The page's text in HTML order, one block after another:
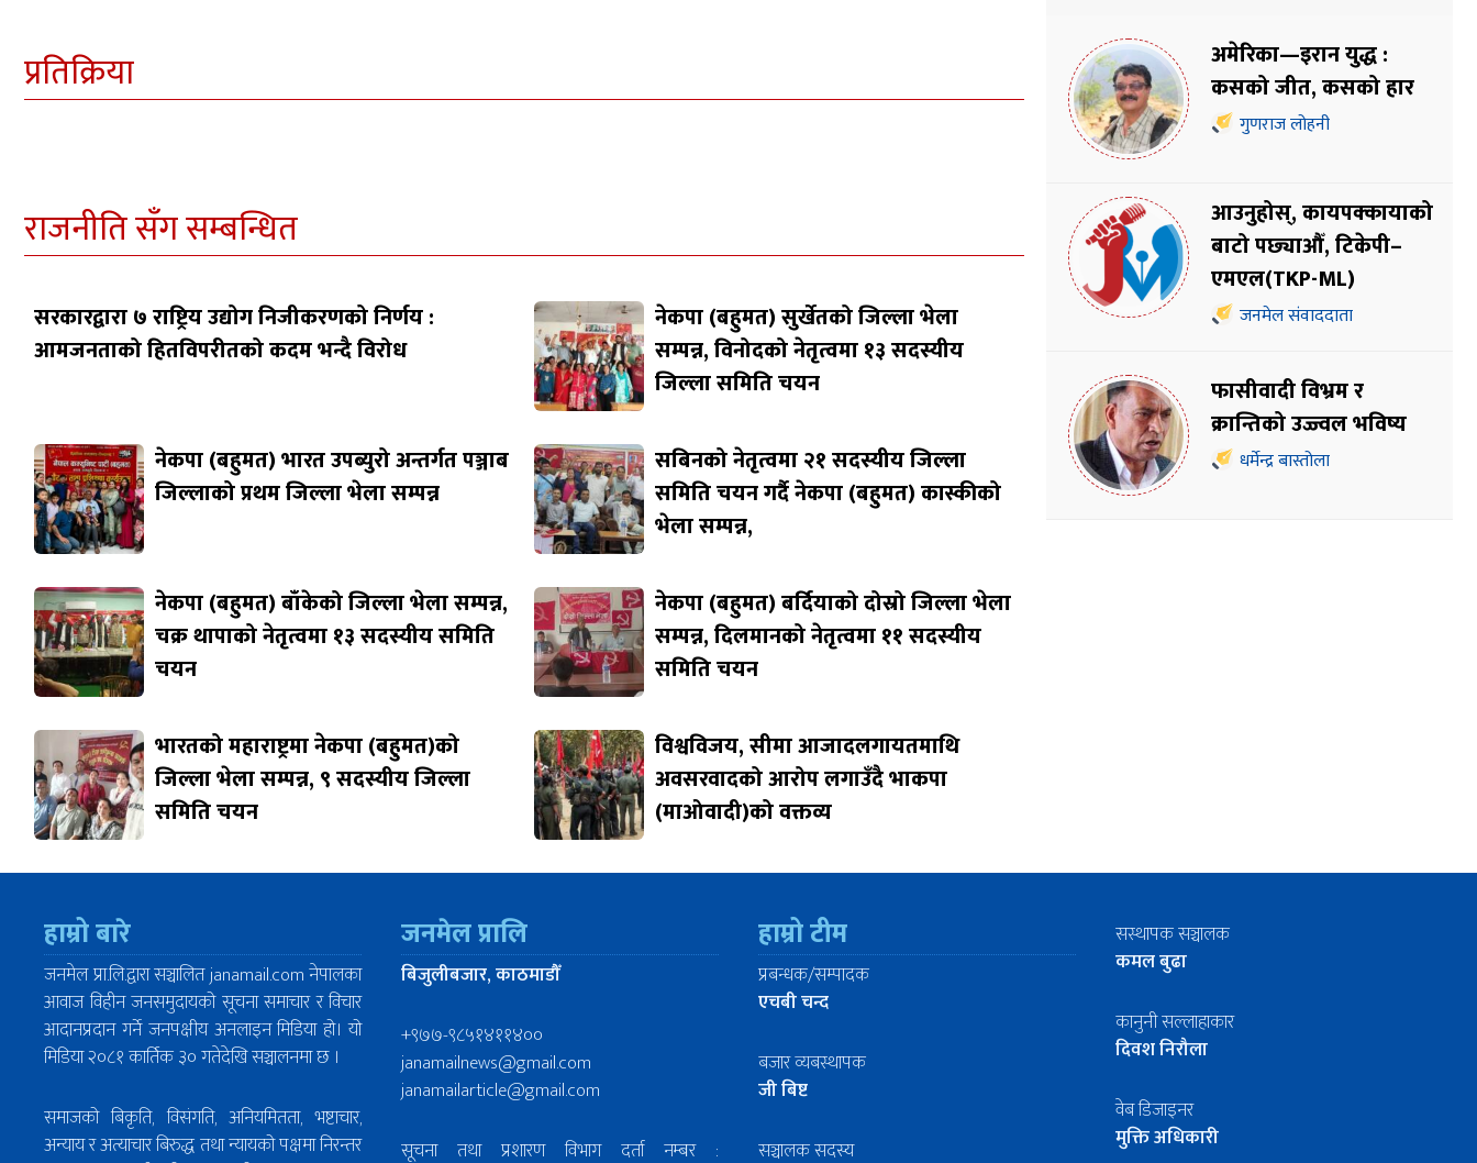
प्रतिक्रिया
राजनीति सँग सम्बन्धित
सरकारद्वारा ७ राष्ट्रिय उद्योग निजीकरणको निर्णय :
आमजनताको हितविपरीतको कदम भन्दै विरोध
नेकपा (बहुमत) सुर्खेतको जिल्ला भेला
सम्पन्न, विनोदको नेतृत्वमा १३ सदस्यीय
जिल्ला समिति चयन
नेकपा (बहुमत) भारत उपब्युरो अन्तर्गत पञ्जाब
जिल्लाको प्रथम जिल्ला भेला सम्पन्न
सबिनको नेतृत्वमा २१ सदस्यीय जिल्ला
समिति चयन गर्दै नेकपा (बहुमत) कास्कीको
भेला सम्पन्न,
नेकपा (बहुमत) बाँकेको जिल्ला भेला सम्पन्न,
चक्र थापाको नेतृत्वमा १३ सदस्यीय समिति
चयन
नेकपा (बहुमत) बर्दियाको दोस्रो जिल्ला भेला
सम्पन्न, दिलमानको नेतृत्वमा ११ सदस्यीय
समिति चयन
भारतको महाराष्ट्रमा नेकपा (बहुमत)को
जिल्ला भेला सम्पन्न, ९ सदस्यीय जिल्ला
समिति चयन
विश्वविजय, सीमा आजादलगायतमाथि
अवसरवादको आरोप लगाउँदै भाकपा
(माओवादी)को वक्तव्य
अमेरिका—इरान युद्ध :
कसको जीत, कसको हार
गुणराज लोहनी
आउनुहोस्, कायपक्कायाको
बाटो पछ्याऔँ, टिकेपी–
एमएल(TKP-ML)
जनमेल संवाददाता
फासीवादी विभ्रम र
क्रान्तिको उज्ज्वल भविष्य
धर्मेन्द्र बास्तोला
हाम्रो बारे
जनमेल प्रा.लि.द्वारा सञ्चालित janamail.com नेपालका
आवाज विहीन जनसमुदायको सूचना समाचार र विचार
आदानप्रदान गर्ने जनपक्षीय अनलाइन मिडिया हो। यो
मिडिया २०८१ कार्तिक ३० गतेदेखि सञ्चालनमा छ ।
समाजको बिकृति, विसंगति, अनियमितता, भष्टाचार,
अन्याय र अत्याचार बिरुद्ध तथा न्यायको पक्षमा निरन्तर
जनमेल प्रालि
बिजुलीबजार, काठमाडौँ
+९७७-९८५१४११४००
janamailnews@gmail.com
janamailarticle@gmail.com
सूचना तथा प्रशारण विभाग दर्ता नम्बर :
हाम्रो टीम
प्रबन्धक/सम्पादक
एचबी चन्द
बजार व्यबस्थापक
जी बिष्ट
सञ्चालक सदस्य
सस्थापक सञ्चालक
कमल बुढा
कानुनी सल्लाहाकार
दिवश निरौला
वेब डिजाइनर
मुक्ति अधिकारी